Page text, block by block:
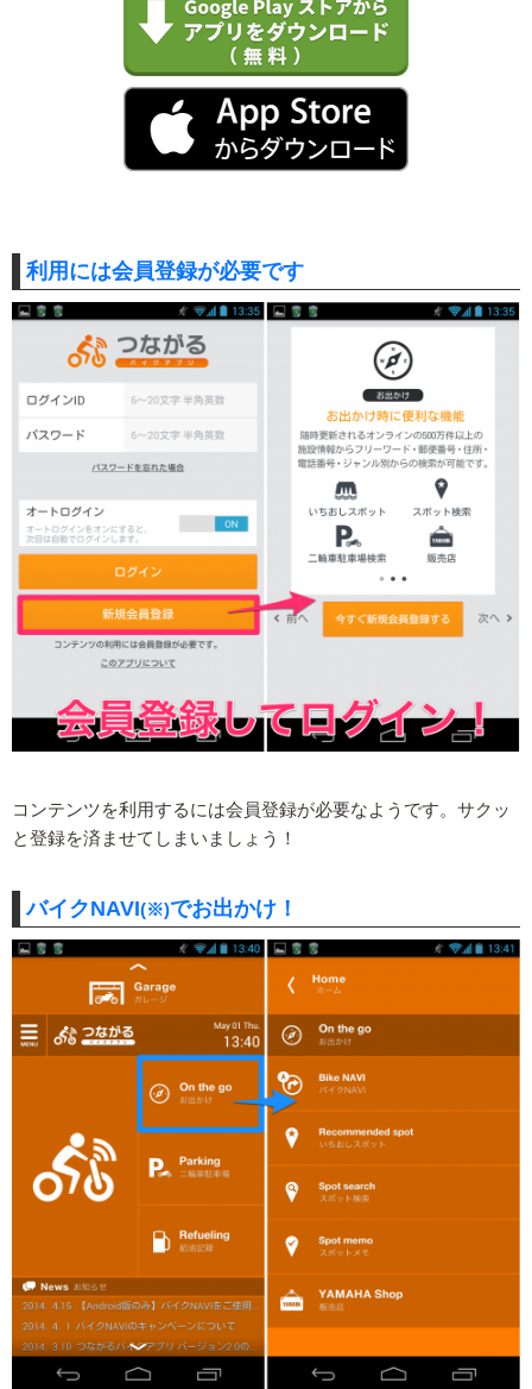
利用には会員登録が必要です
コンテンツを利用するには会員登録が必要なようです。サクッ
と登録を済ませてしまいましょう！
バイクNAVI(※)でお出かけ！